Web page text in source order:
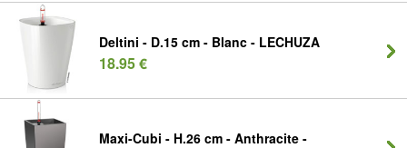
Deltini - D.15 cm - Blanc - LECHUZA
18.95 €
Maxi-Cubi - H.26 cm - Anthracite -